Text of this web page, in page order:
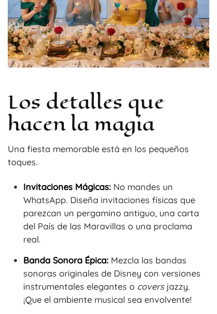
Los detalles que
hacen la magia
Una fiesta memorable está en los pequeños
toques.
Invitaciones Mágicas: No mandes un
WhatsApp. Diseña invitaciones físicas que
parezcan un pergamino antiguo, una carta
del País de las Maravillas o una proclama
real.
Banda Sonora Épica: Mezcla las bandas
sonoras originales de Disney con versiones
instrumentales elegantes o coversjazzy.
¡Que el ambiente musical sea envolvente!